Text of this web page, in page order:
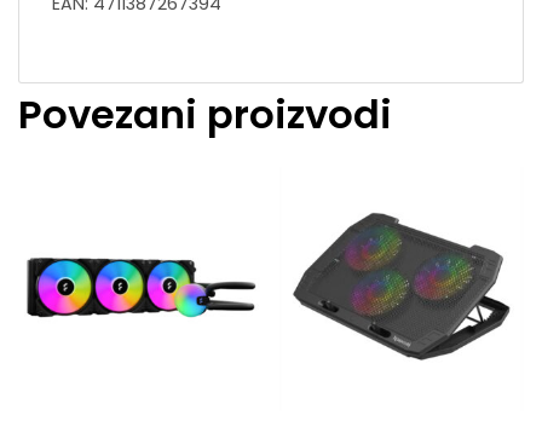
Povezani proizvodi